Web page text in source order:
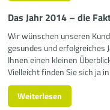
Das Jahr 2014 – die
Wir wünschen unseren
gesundes und
Ihnen einen kleinen
Vielleicht finden Sie sich ja
Weiterlesen